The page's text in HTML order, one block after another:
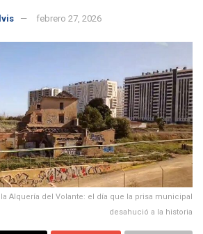
febrero 27, 2026
Alquería del Volante: el día que la prisa municipal
desahució a la historia